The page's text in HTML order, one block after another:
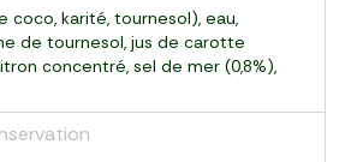
coco, karité, tournesol), eau,
de tournesol, jus de carotte
concentré, sel de mer (0,8%),